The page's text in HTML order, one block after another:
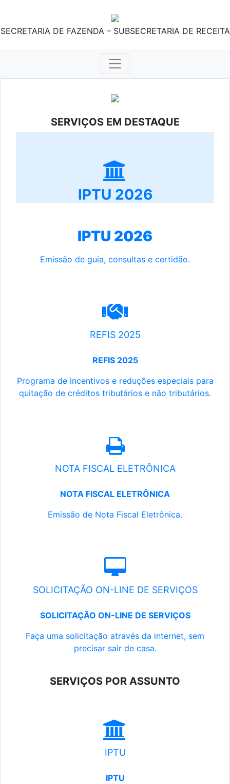
SECRETARIA DE FAZENDA – SUBSECRETARIA DE RECEITA
SERVIÇOS EM DESTAQUE
IPTU 2026
IPTU 2026
Emissão de guia, consultas e certidão.
REFIS 2025
REFIS 2025
Programa de incentivos e reduções especiais para
quitação de créditos tributários e não tributários.
NOTA FISCAL ELETRÔNICA
NOTA FISCAL ELETRÔNICA
Emissão de Nota Fiscal Eletrônica.
SOLICITAÇÃO ON-LINE DE SERVIÇOS
SOLICITAÇÃO ON-LINE DE SERVIÇOS
Faça uma solicitação através da internet, sem
precisar sair de casa.
SERVIÇOS POR ASSUNTO
IPTU
IPTU